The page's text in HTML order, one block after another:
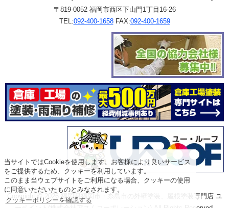
当サイトではCookieを使用します。お客様により良いサービス
をご提供するため、クッキーを利用しています。
このまま当ウェブサイトをご利用になる場合、クッキーの使用
に同意いただいたものとみなされます。
クッキーポリシーを確認する
〒819-0052 福岡市西区下山門1丁目16-26
TEL:092-400-1658FAX:092-400-1659
Copyright © 2026 福岡県福岡市・糸島市の外壁塗装、屋根塗装専門店 ユ